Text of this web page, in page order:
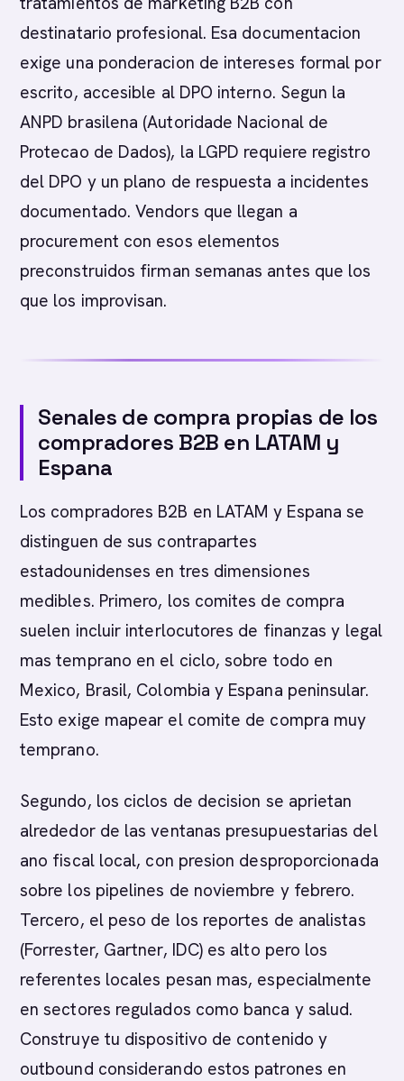
destinatario profesional. Esa documentacion
exige una ponderacion de intereses formal por
escrito, accesible al DPO interno. Segun la
ANPD brasilena (Autoridade Nacional de
Protecao de Dados), la LGPD requiere registro
del DPO y un plano de respuesta a incidentes
documentado. Vendors que llegan a
procurement con esos elementos
preconstruidos firman semanas antes que los
que los improvisan.
Senales de compra propias de los
compradores B2B en LATAM y
Espana
Los compradores B2B en LATAM y Espana se
distinguen de sus contrapartes
estadounidenses en tres dimensiones
medibles. Primero, los comites de compra
suelen incluir interlocutores de finanzas y legal
mas temprano en el ciclo, sobre todo en
Mexico, Brasil, Colombia y Espana peninsular.
Esto exige mapear el comite de compra muy
temprano.
Segundo, los ciclos de decision se aprietan
alrededor de las ventanas presupuestarias del
ano fiscal local, con presion desproporcionada
sobre los pipelines de noviembre y febrero.
Tercero, el peso de los reportes de analistas
(Forrester, Gartner, IDC) es alto pero los
referentes locales pesan mas, especialmente
en sectores regulados como banca y salud.
Construye tu dispositivo de contenido y
outbound considerando estos patrones en